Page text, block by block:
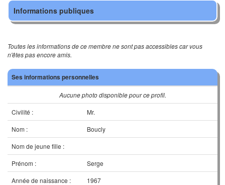
Informations publiques
Toutes les informations de ce membre ne sont pas accessibles car vous
n'êtes pas encore amis.
Ses informations personnelles
Aucune photo disponible pour ce profil.
Civilité :
Mr.
Nom :
Boucly
Nom de jeune fille :
Prénom :
Serge
Année de naissance :
1967